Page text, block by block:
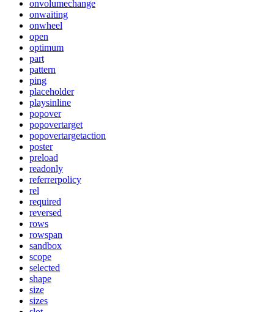
onvolumechange
onwaiting
onwheel
open
optimum
part
pattern
ping
placeholder
playsinline
popover
popovertarget
popovertargetaction
poster
preload
readonly
referrerpolicy
rel
required
reversed
rows
rowspan
sandbox
scope
selected
shape
size
sizes